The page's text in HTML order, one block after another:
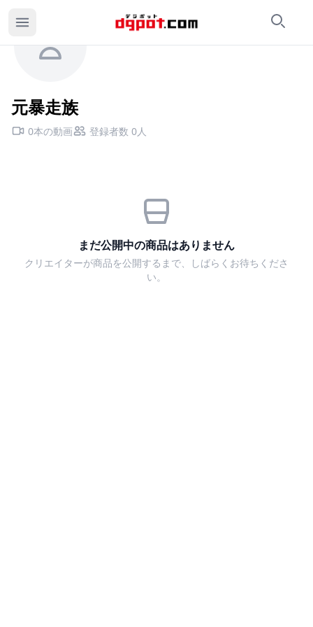
検索
元暴走族
0本の動画 登録者数 0人
まだ公開中の商品はありません
クリエイターが商品を公開するまで、しばらくお待ちくださ
い。